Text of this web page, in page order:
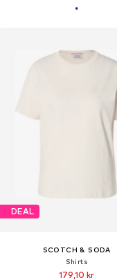
DEAL
SCOTCH & SODA
Shirts
179,10 kr